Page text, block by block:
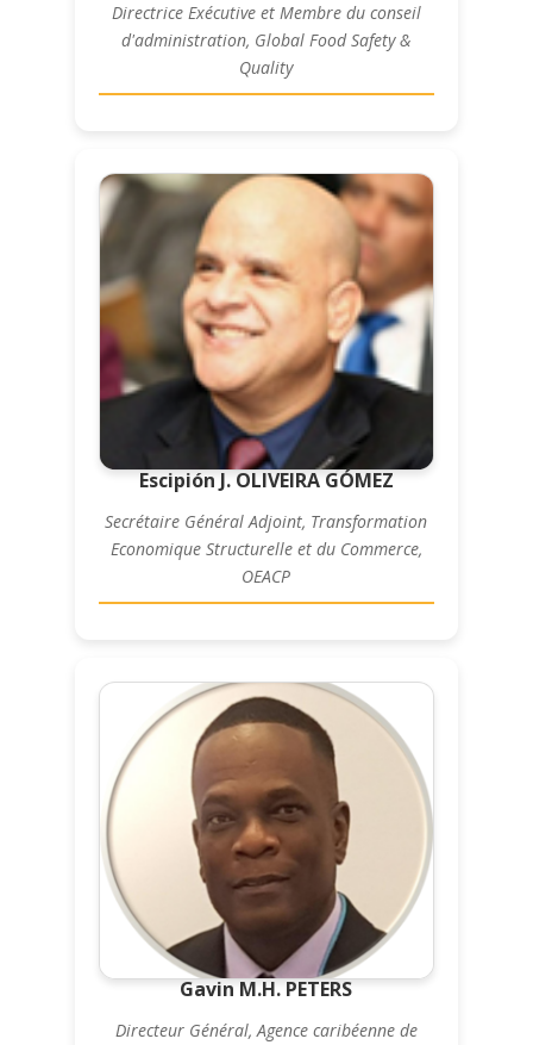
Directrice Exécutive et Membre du conseil
d'administration, Global Food Safety &
Quality
Escipión J. OLIVEIRA GÓMEZ
Secrétaire Général Adjoint, Transformation
Economique Structurelle et du Commerce,
OEACP
Gavin M.H. PETERS
Directeur Général, Agence caribéenne de